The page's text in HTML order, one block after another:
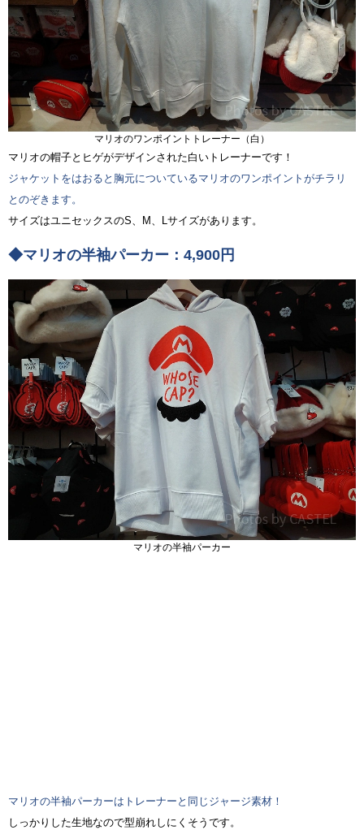
マリオのワンポイントトレーナー（白）
マリオの帽子とヒゲがデザインされた白いトレーナーです！
ジャケットをはおると胸元についているマリオのワンポイントがチラリ
とのぞきます。
サイズはユニセックスのS、M、Lサイズがあります。
◆マリオの半袖パーカー：4,900円
マリオの半袖パーカー
マリオの半袖パーカーはトレーナーと同じジャージ素材！
しっかりした生地なので型崩れしにくそうです。